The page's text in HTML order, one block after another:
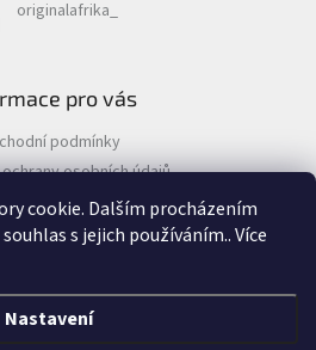
cookie. Dalším procházením
s jejich používáním.. Více
Nastavení
originalafrika_
pro vás
podmínky
osobních údajů